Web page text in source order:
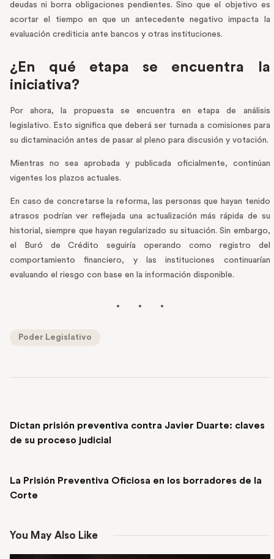
deudas ni borra obligaciones pendientes. Sino que el objetivo es
acortar el tiempo en que un antecedente negativo impacta la
evaluación crediticia ante bancos y otras instituciones.
¿En qué etapa se encuentra la
iniciativa?
Por ahora, la propuesta se encuentra en etapa de análisis
legislativo. Esto significa que deberá ser turnada a comisiones para
su dictaminación antes de pasar al pleno para discusión y votación.
Mientras no sea aprobada y publicada oficialmente, continúan
vigentes los plazos actuales.
En caso de concretarse la reforma, las personas que hayan tenido
atrasos podrían ver reflejada una actualización más rápida de su
historial, siempre que hayan regularizado su situación. Sin embargo,
el Buró de Crédito seguiría operando como registro del
comportamiento financiero, y las instituciones continuarían
evaluando el riesgo con base en la información disponible.
Poder Legislativo
Dictan prisión preventiva contra Javier Duarte: claves
de su proceso judicial
La Prisión Preventiva Oficiosa en los borradores de la
Corte
You May Also Like